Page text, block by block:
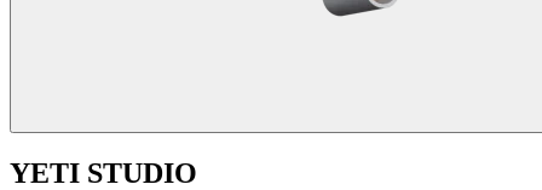
YETI STUDIO